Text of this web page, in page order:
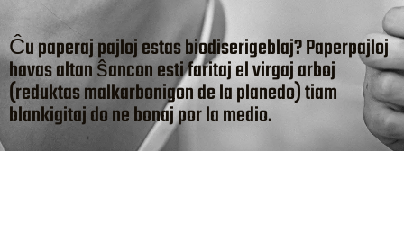
Ĉu paperaj pajloj estas biodiserigeblaj?Paperpajloj
havas altan ŝancon esti faritaj el virgaj arboj
(reduktas malkarbonigon de la planedo) tiam
blankigitaj do ne bonaj por la medio.